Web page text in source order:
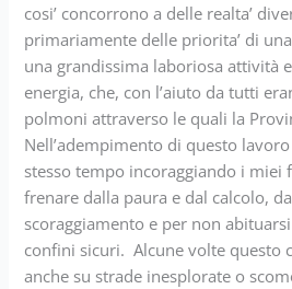
cosi’ concorrono a delle realta’
primariamente delle priorita’ di
una grandissima laboriosa attività
energia, che, con l’aiuto da tutti
polmoni attraverso le quali la
Nell’adempimento di questo
stesso tempo incoraggiando i miei
frenare dalla paura e dal calcolo,
scoraggiamento e per non
confini sicuri. Alcune volte questo
anche su strade inesplorate o